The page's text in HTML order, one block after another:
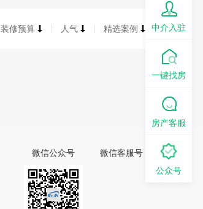
装修预算 人气 精选案例
微信公众号 微信客服号
中介入驻
一键找房
房产客服
公众号